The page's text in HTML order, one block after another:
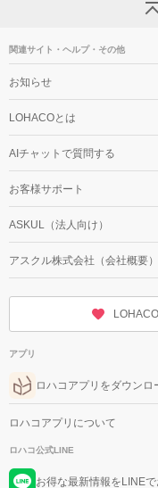
関連サイト・ヘルプ・その他
お知らせ
LOHACOとは
AIチャットで質問する
お客様サポート
ASKUL（法人向け）
アスクル株式会社（会社概要）
アプリ
ロハコアプリをダウンロ
ロハコアプリについて
ロハコ公式LINE
お得な最新情報をLINE